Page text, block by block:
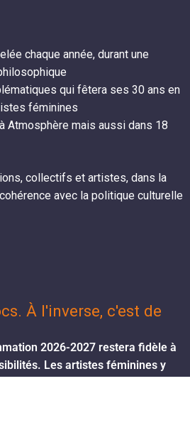
chaque année, durant une
qui fêtera ses 30 ans en
féminines
Atmosphère mais aussi dans 18
collectifs et artistes, dans la
avec la politique culturelle
À l'inverse, c'est de
2026-2027 restera fidèle à
Les artistes féminines y